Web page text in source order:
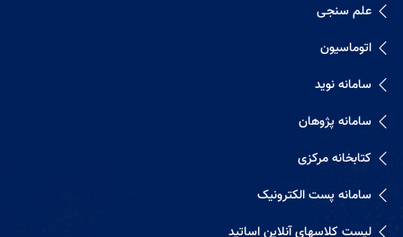
علم سنجی
اتوماسیون
سامانه نوید
سامانه پژوهان
کتابخانه مرکزی
سامانه پست الکترونیک
لیست کلاسهای آنلاین اساتید